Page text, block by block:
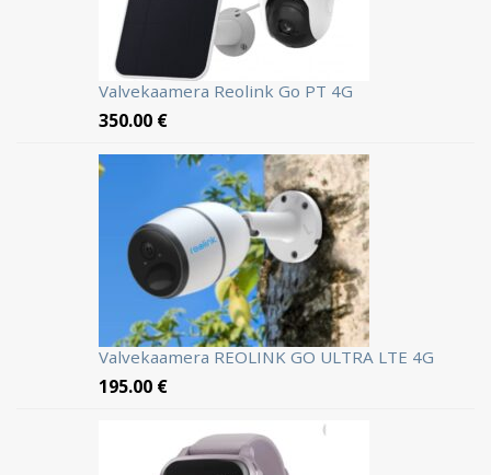
Valvekaamera Reolink Go PT 4G
350.00 €
Valvekaamera REOLINK GO ULTRA LTE 4G
195.00 €